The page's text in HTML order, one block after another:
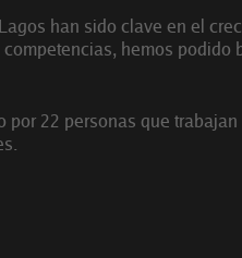
han sido clave en el
hemos podido
22 personas que